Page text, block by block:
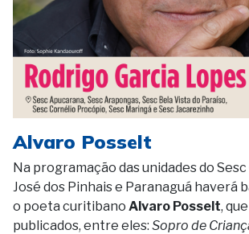
Alvaro Posselt
Na programação das unidades do Sesc
José dos Pinhais e Paranaguá haverá
o poeta curitibano Alvaro Posselt,
publicados, entre eles: Sopro de